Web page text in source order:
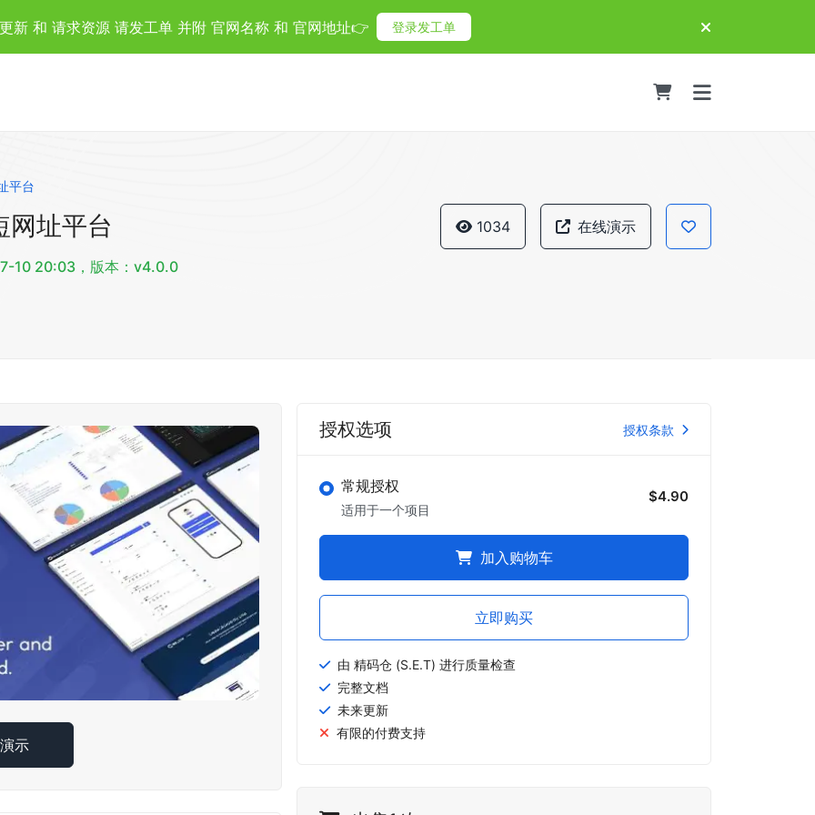
新 和 请求资源 请发工单 并附 官网名称 和 官网地址👉 登录发工单
平台
址平台
10 20:03，版本：v4.0.0
1034 在线演示
示
授权选项 授权条款
常规授权
适用于一个项目
$4.90
加入购物车
立即购买
由 精码仓 (S.E.T) 进行质量检查
完整文档
未来更新
有限的付费支持